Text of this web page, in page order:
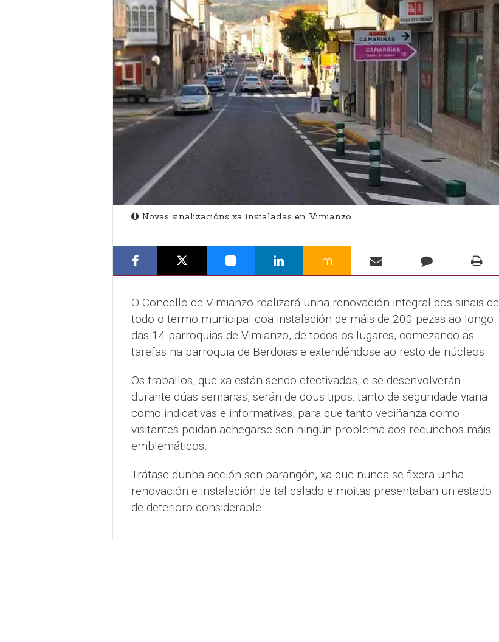
Novas sinalizacións xa instaladas en Vimianzo
m
O Concello de Vimianzo realizará unha renovación integral dos sinais de
todo o termo municipal coa instalación de máis de 200 pezas ao longo
das 14 parroquias de Vimianzo, de todos os lugares, comezando as
tarefas na parroquia de Berdoias e extendéndose ao resto de núcleos.
Os traballos, que xa están sendo efectivados, e se desenvolverán
durante dúas semanas, serán de dous tipos: tanto de seguridade viaria
como indicativas e informativas, para que tanto veciñanza como
visitantes poidan achegarse sen ningún problema aos recunchos máis
emblemáticos.
Trátase dunha acción sen parangón, xa que nunca se fixera unha
renovación e instalación de tal calado e moitas presentaban un estado
de deterioro considerable.